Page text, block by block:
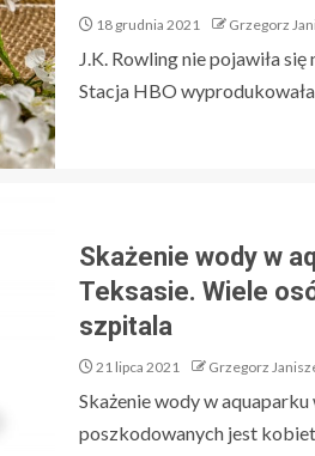
18 grudnia 2021 Grzegorz
J.K. Rowling nie pojawiła
Stacja HBO
Skażenie wody w
Teksasie. Wiele
szpitala
21 lipca 2021 Grzegorz
Skażenie wody w
poszkodowanych jest